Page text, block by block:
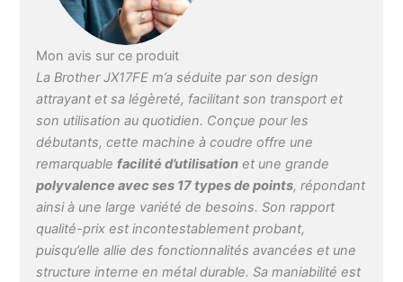
de griffes de transport et
caractéristiques
importantes assurent
une couture parfaite soit
sur les tissus légers
qu’épais comme le Jeans
[ROBUSTE, PRATIQUE
ET MANIABLE] Châssis
en robuste métal et
garantie de 3 ans. La
poignée intégrée dans la
Mon avis sur ce produit
La Brother JX17FE m’a séduite par son design
attrayant et sa légèreté, facilitant son transport et
son utilisation au quotidien. Conçue pour les
débutants, cette machine à coudre offre une
remarquablefacilité d’utilisation et une grande
polyvalence avec ses 17 types de points, répondant
ainsi à une large variété de besoins. Son rapport
qualité-prix est incontestablement probant,
puisqu’elle allie des fonctionnalités avancées et une
structure interne en métal durable. Sa maniabilité est